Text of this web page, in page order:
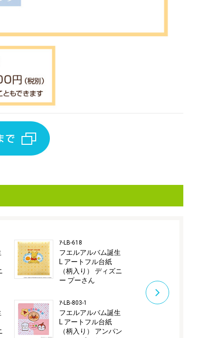
ｱ-LB-618
フエルアルバム誕生
L アートフル台紙
（柄入り） ディズニ
ー プーさん
ｱ-LB-803-1
フエルアルバム誕生
L アートフル台紙
（柄入り） アンパン